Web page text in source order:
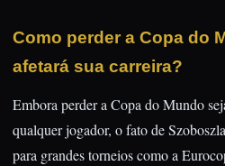
Como perder a Copa do
afetará sua carreira?
Embora perder a Copa do Mundo
qualquer jogador, o fato de
para grandes torneios como a